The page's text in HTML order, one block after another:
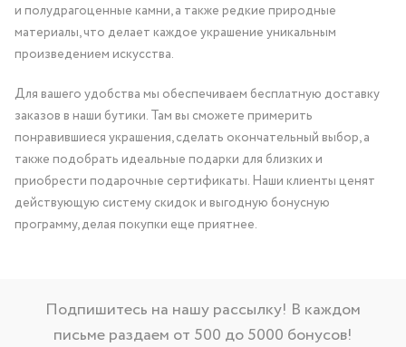
и полудрагоценные камни, а также редкие природные
материалы, что делает каждое украшение уникальным
произведением искусства.
Для вашего удобства мы обеспечиваем бесплатную доставку
заказов в наши бутики. Там вы сможете примерить
понравившиеся украшения, сделать окончательный выбор, а
также подобрать идеальные подарки для близких и
приобрести подарочные сертификаты. Наши клиенты ценят
действующую систему скидок и выгодную бонусную
программу, делая покупки еще приятнее.
Подпишитесь на нашу рассылку! В каждом
письме раздаем от 500 до 5000 бонусов!